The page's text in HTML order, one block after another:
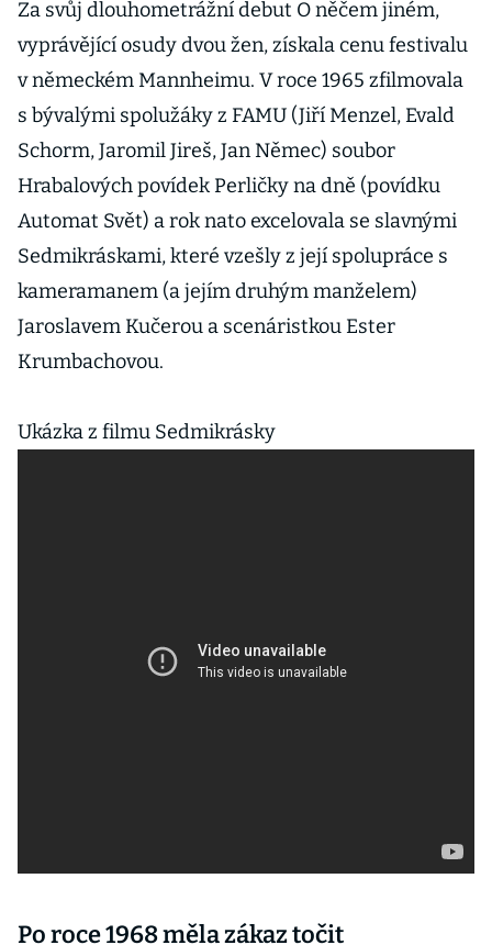
Za svůj dlouhometrážní debut O něčem jiném,
vyprávějící osudy dvou žen, získala cenu festivalu
v německém Mannheimu. V roce 1965 zfilmovala
s bývalými spolužáky z FAMU (Jiří Menzel, Evald
Schorm, Jaromil Jireš, Jan Němec) soubor
Hrabalových povídek Perličky na dně (povídku
Automat Svět) a rok nato excelovala se slavnými
Sedmikráskami, které vzešly z její spolupráce s
kameramanem (a jejím druhým manželem)
Jaroslavem Kučerou a scenáristkou Ester
Krumbachovou.
Ukázka z filmu Sedmikrásky
Po roce 1968 měla zákaz točit